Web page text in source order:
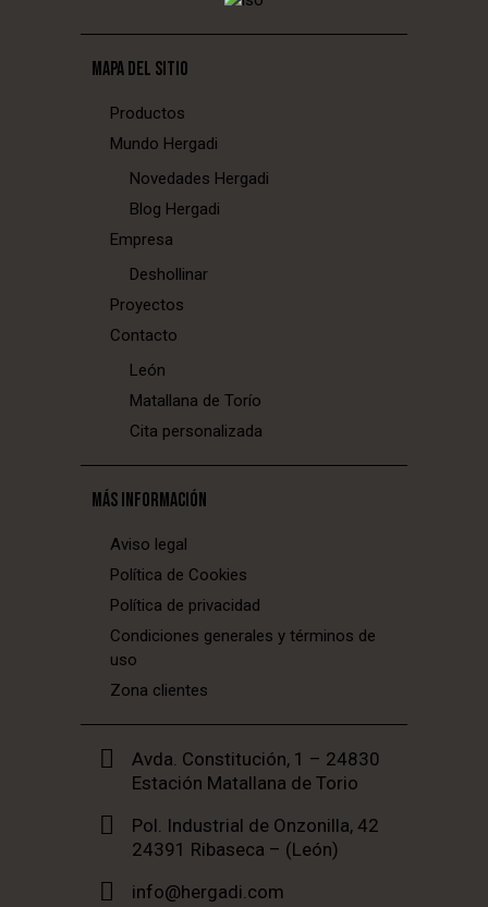
MAPA DEL SITIO
Productos
Mundo Hergadi
Novedades Hergadi
Blog Hergadi
Empresa
Deshollinar
Proyectos
Contacto
León
Matallana de Torío
Cita personalizada
MÁS INFORMACIÓN
Aviso legal
Política de Cookies
Política de privacidad
Condiciones generales y términos de
uso
Zona clientes
Avda. Constitución, 1 – 24830
Estación Matallana de Torio
Pol. Industrial de Onzonilla, 42
24391 Ribaseca – (León)
info@hergadi.com